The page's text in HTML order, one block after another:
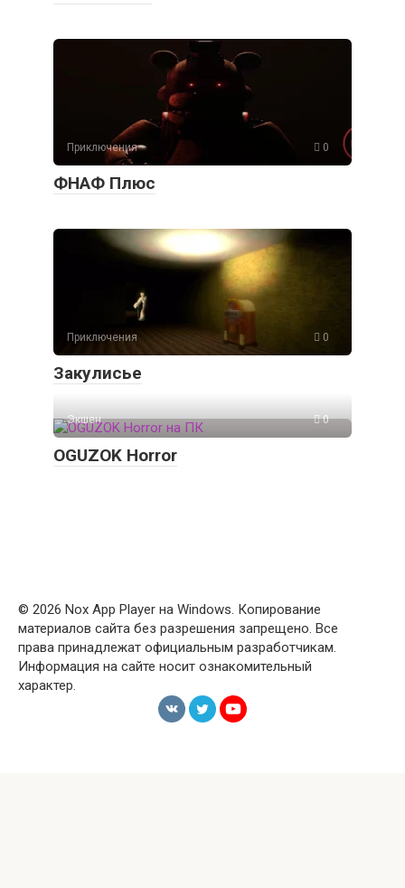
Приключения 0
ФНАФ Плюс
Приключения 0
Закулисье
Экшен 0
OGUZOK Horror
© 2026 Nox App Player на Windows. Копирование
материалов сайта без разрешения запрещено. Все
права принадлежат официальным разработчикам.
Информация на сайте носит ознакомительный
характер.